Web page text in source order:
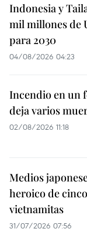
Indonesia y
mil millones de
para 2030
04/08/2026 04:23
Incendio en un
deja varios
02/08/2026 11:18
Medios
heroico de
vietnamitas
31/07/2026 07:56